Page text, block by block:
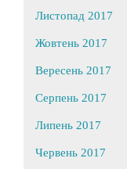
Листопад 2017
Жовтень 2017
Вересень 2017
Серпень 2017
Липень 2017
Червень 2017